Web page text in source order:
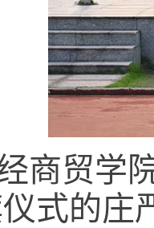
商贸学
式的庄